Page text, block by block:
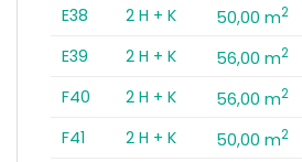
E38
2 H + K 50,00 m2
E39
2 H + K 56,00 m2
F40
2 H + K 56,00 m2
F41
2 H + K 50,00 m2